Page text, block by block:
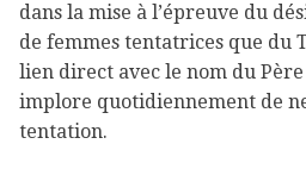
dans la mise à l’épreuve du
de femmes tentatrices que du
lien direct avec le nom du
implore quotidiennement de
tentation.